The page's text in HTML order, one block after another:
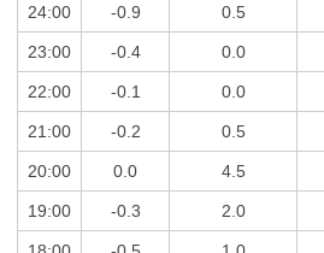
24:00 -0.9 0.5
23:00 -0.4 0.0
22:00 -0.1 0.0
21:00 -0.2 0.5
20:00 0.0 4.5
19:00 -0.3 2.0